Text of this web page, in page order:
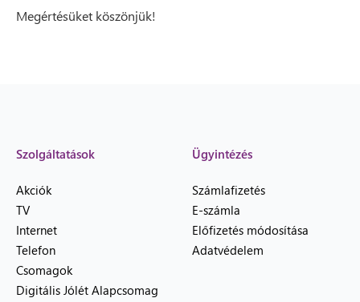
Megértésüket köszönjük!
Szolgáltatások
Akciók
TV
Internet
Telefon
Csomagok
Digitális Jólét Alapcsomag
Ügyintézés
Számlafizetés
E-számla
Előfizetés módosítása
Adatvédelem